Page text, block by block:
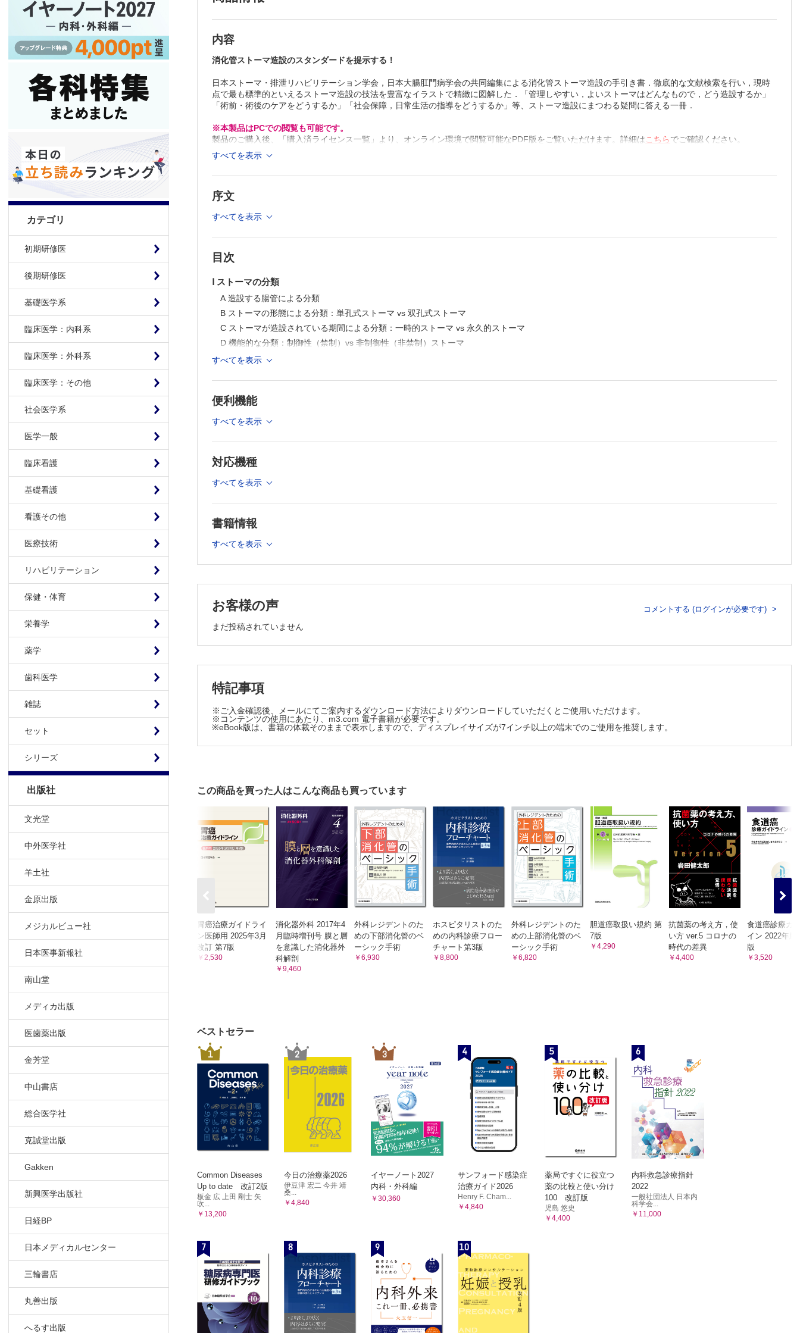
カテゴリ
初期研修医
後期研修医
基礎医学系
臨床医学：内科系
臨床医学：外科系
臨床医学：その他
社会医学系
医学一般
臨床看護
基礎看護
看護その他
医療技術
リハビリテーション
保健・体育
栄養学
薬学
歯科医学
雑誌
セット
シリーズ
出版社
文光堂
中外医学社
羊土社
金原出版
メジカルビュー社
日本医事新報社
南山堂
メディカ出版
医歯薬出版
金芳堂
中山書店
総合医学社
克誠堂出版
Gakken
新興医学出版社
日経BP
日本メディカルセンター
三輪書店
丸善出版
へるす出版
F ロッドを用いたループ式ストーマ造設
B 腹腔鏡を用いたストーマ造設の利点
D 腹腔鏡下ストーマ造設の実際
4 炎症性腸疾患（IBD）とストーマ造設
A 潰瘍性大腸炎のストーマ造設
5 特殊な病態・疾患でのストーマ造設
B ストーマ閉鎖法
C 術後の合併症とその頻度
3 ハルトマン手術後の左側結腸の再建
A ハルトマン手術となる病態
E ハルトマン手術後の再建のタイミング
VI ストーマ合併症
A ストーマ合併症の定義
H ストーマ出血
I ストーマ外傷
A ストーマ脱出
4 ストーマ再造設を含む合併症への外科的治療
B ストーマ再造設法
VII ストーマ造設と社会保障制度
1 障害者総合支援法による社会保障制度
A 身体障害者の対象
B 身体障害者手帳の申請
C ストーマ用装具（日常生活用具）の給付
D その他の福祉制度
2 年金法による社会保障制度～障害年金～
3 医療費控除
4 在宅で受けられるサービス
B 医療保険で受けられるサービス
VIII 日常生活の指導
A 食生活
B 排泄の変化
J 災害時の備え
K ストーマ用品の入手方法と廃棄方法
L サポートシステム
内容
消化管ストーマ造設のスタンダードを提示する！
日本ストーマ・排泄リハビリテーション学会，日本大腸肛門病学会の共同編集による消化管ストーマ造設の手引き書．徹底的な文献検索を行い，現時
点で最も標準的といえるストーマ造設の技法を豊富なイラストで精緻に図解した．「管理しやすい，よいストーマはどんなもので，どう造設するか」
「術前・術後のケアをどうするか」「社会保障，日常生活の指導をどうするか」等、ストーマ造設にまつわる疑問に答える一冊．
※本製品はPCでの閲覧も可能です。
製品のご購入後、「購入済ライセンス一覧」より、オンライン環境で閲覧可能なPDF版をご覧いただけます。詳細は こちらでご確認ください。
推奨ブラウザ： Firefox 最新版 / Google Chrome 最新版 / Safari 最新版
すべてを表示
序文
すべてを表示
目次
Ⅰ ストーマの分類
A 造設する腸管による分類
B ストーマの形態による分類：単孔式ストーマ vs 双孔式ストーマ
C ストーマが造設されている期間による分類：一時的ストーマ vs 永久的ストーマ
D 機能的な分類：制御性（禁制）vs 非制御性（非禁制）ストーマ
E 開口時期からみたストーマの分類：一次開口ストーマ vs 二次開口ストーマ
A 術前ケアとは
B ストーマ造設における術前ケア
2 術前ケア
A 術前インフォームドコンセント
D ストーマサイトマーキングの実際
E 特殊な病態でのストーマサイトマーキング
B 単孔式回腸ストーマ
A ループ式回腸ストーマ
B ループ式結腸ストーマ
E 皮膚・筋膜ブリッジを用いたループ式ストーマ造設
F ロッドを用いたループ式ストーマ造設
G 双孔式ストーマ造設術での造設腸管の選択
D 腹腔鏡下ストーマ造設の実際
4 炎症性腸疾患（IBD）とストーマ造設
A 潰瘍性大腸炎のストーマ造設
B 潰瘍性大腸炎のストーマケア
C クローン病のストーマ造設
5 特殊な病態・疾患でのストーマ造設
B 大腸癌によるイレウスおよび穿孔性腹膜炎に対するストーマ造設
D 急性腸間膜血行不全症でのストーマ造設
E 基礎疾患（皮膚疾患）および特殊な病態でのストーマ造設
IV ストーマ閉鎖
D ストーマ創の閉鎖法
E ストーマ創閉鎖法の比較研究
F 術後合併症と合併症対策
2 双孔式結腸ストーマ
A ストーマ閉鎖時期
B ストーマ閉鎖法
C 術後の合併症とその頻度
3 ハルトマン手術後の左側結腸の再建
B ハルトマン手術後の左側結腸の再建の注意事項
C 吻合方法
D 術後合併症
E ハルトマン手術後の再建のタイミング
Ⅴ 術後のストーマケア
1 ストーマ創管理の基本
A ストーマ創と手術関連創
B ストーマ造設と創のデザイン 開腹手術と内視鏡手術
C 創閉鎖時のストーマ手術創のドレッシング
D ストーマ増設直後の創管理
すべてを表示
便利機能
すべてを表示
対応機種
すべてを表示
書籍情報
すべてを表示
お客様の声 コメントする (ログインが必要です)
まだ投稿されていません
特記事項
※ご入金確認後、メールにてご案内するダウンロード方法によりダウンロードしていただくとご使用いただけます。
※コンテンツの使用にあたり、m3.com 電子書籍が必要です。
※eBook版は、書籍の体裁そのままで表示しますので、ディスプレイサイズが7インチ以上の端末でのご使用を推奨します。
この商品を買った人はこんな商品も買っています
胃癌治療ガイドライ
ン医師用 2025年3月
改訂 第7版
￥2,530
消化器外科 2017年4
月臨時増刊号 膜と層
を意識した消化器外
科解剖
￥9,460
外科レジデントのた
めの下部消化管のベ
ーシック手術
￥6,930
ホスピタリストのた
めの内科診療フロー
チャート第3版
￥8,800
外科レジデントのた
めの上部消化管のベ
ーシック手術
￥6,820
胆道癌取扱い規約 第
7版
￥4,290
抗菌薬の考え方，使
い方 ver.5 コロナの
時代の差異
￥4,400
食道癌診療ガ
イン 2022年
版
￥3,520
ベストセラー
1
Common Diseases
Up to date 改訂2版
板金 広 上田 剛士 矢
吹...
￥13,200
2
今日の治療薬2026
伊豆津 宏二 今井 靖
桑...
￥4,840
3
イヤーノート2027
内科・外科編
￥30,360
4
サンフォード感染症
治療ガイド2026
Henry F. Cham...
￥4,840
5
薬局ですぐに役立つ
薬の比較と使い分け
100 改訂版
児島 悠史
￥4,400
6
内科救急診療指針
2022
一般社団法人 日本内
科学会...
￥11,000
7 8 9 10